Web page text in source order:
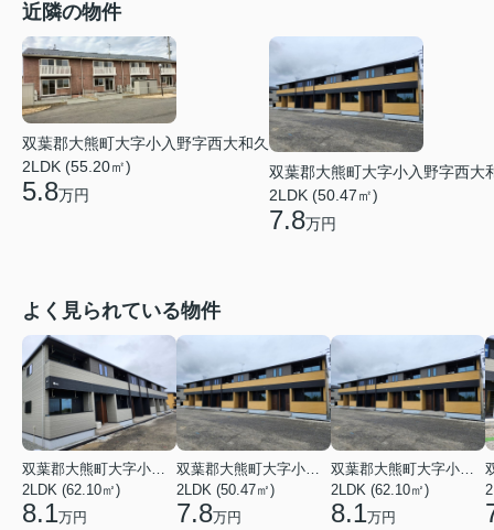
近隣の物件
双葉郡大熊町大字小入野字西大和久
2LDK (55.20㎡)
5.8万円
双葉郡大熊町大字小入野字西大
2LDK (50.47㎡)
7.8万円
よく見られている物件
双葉郡大熊町大字小入野字西大和久
2LDK (62.10㎡)
8.1万円
双葉郡大熊町大字小入野字西大和久
2LDK (50.47㎡)
7.8万円
双葉郡大熊町大字小入野字西大和久
2LDK (62.10㎡)
8.1万円